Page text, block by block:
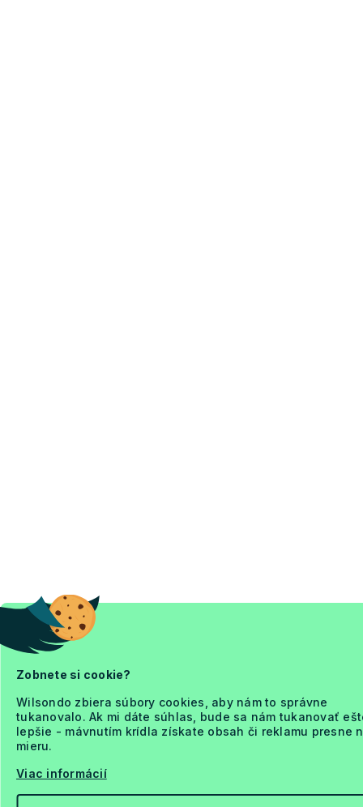
Zobnete si cookie?
Wilsondo zbiera súbory cookies, aby nám to správne
tukanovalo. Ak mi dáte súhlas, bude sa nám tukanovať
lepšie - mávnutím krídla získate obsah či reklamu presne
mieru.
Viac informácií